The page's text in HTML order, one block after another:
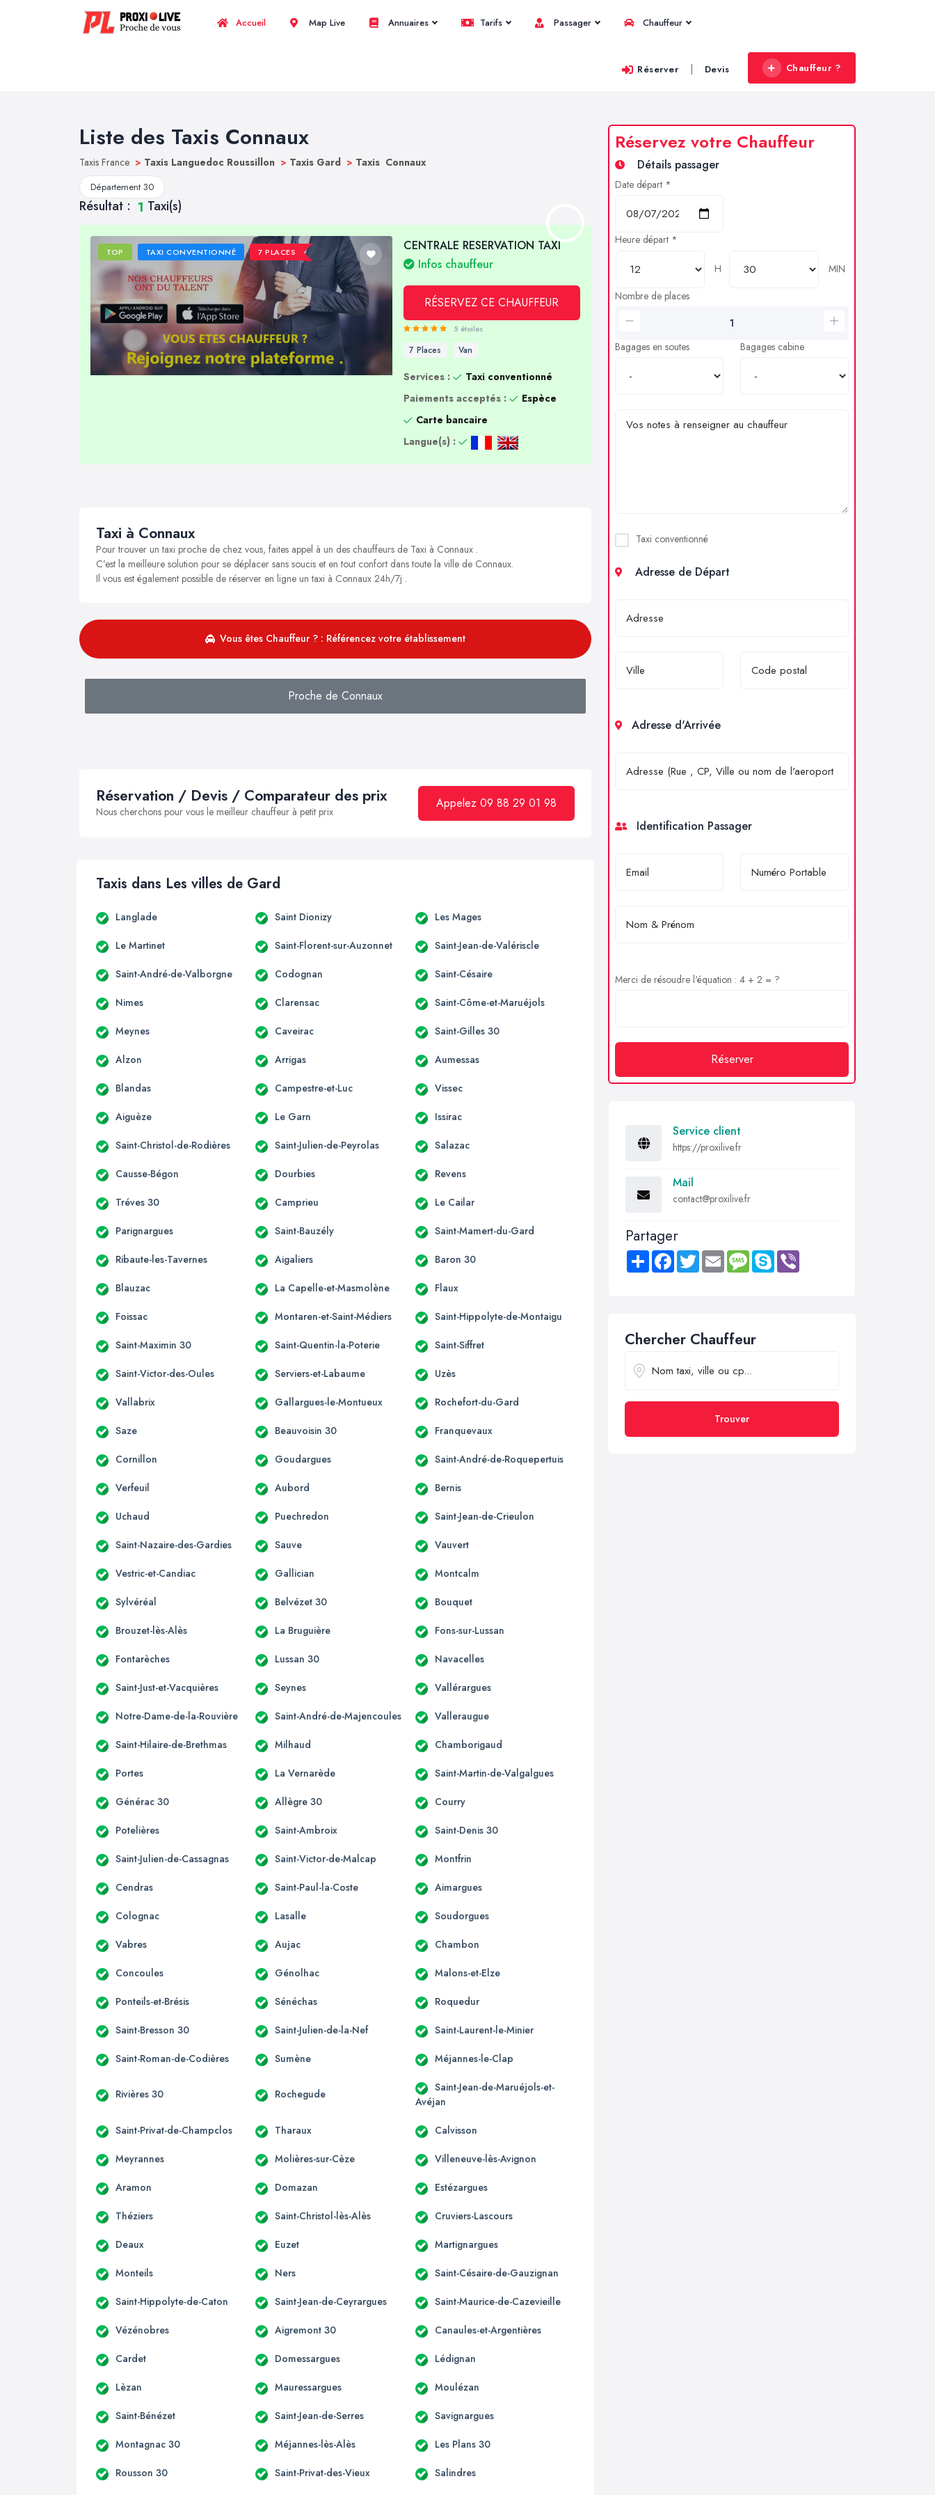
Accueil Map Live Annuaires Tarifs Passager Chauffeur
Réserver | Devis Chauffeur ?
Liste des Taxis Connaux
Taxis France > Taxis Languedoc Roussillon > Taxis Gard > Taxis Connaux
Département 30
Résultat : 1 Taxi(s)
TOP TAXI CONVENTIONNÉ 7 PLACES
CENTRALE RESERVATION TAXI
Infos chauffeur
RÉSERVEZ CE CHAUFFEUR
5 étoiles
7 Places Van
Services :
Taxi conventionné
Paiements acceptés :
Espèce
Carte bancaire
Langue(s) :
Taxi à Connaux
Pour trouver un taxi proche de chez vous, faites appel à un des chauffeurs de Taxi à Connaux .
C’est la meilleure solution pour se déplacer sans soucis et en tout confort dans toute la ville de Connaux.
Il vous est également possible de réserver en ligne un taxi à Connaux 24h/7j .
Vous êtes Chauffeur ? : Référencez votre établissement
Proche de Connaux
Réservation / Devis / Comparateur des prix
Nous cherchons pour vous le meilleur chauffeur à petit prix
Appelez 09 88 29 01 98
Taxis dans Les villes de Gard
Langlade Saint Dionizy Les Mages
Le Martinet Saint-Florent-sur-Auzonnet Saint-Jean-de-Valériscle
Saint-André-de-Valborgne Codognan Saint-Césaire
Nimes Clarensac Saint-Côme-et-Maruéjols
Meynes Caveirac Saint-Gilles 30
Alzon Arrigas Aumessas
Blandas Campestre-et-Luc Vissec
Aiguèze Le Garn Issirac
Saint-Christol-de-Rodières Saint-Julien-de-Peyrolas Salazac
Causse-Bégon Dourbies Revens
Tréves 30 Camprieu Le Cailar
Parignargues Saint-Bauzély Saint-Mamert-du-Gard
Ribaute-les-Tavernes Aigaliers Baron 30
Blauzac La Capelle-et-Masmolène Flaux
Foissac Montaren-et-Saint-Médiers Saint-Hippolyte-de-Montaigu
Saint-Maximin 30 Saint-Quentin-la-Poterie Saint-Siffret
Saint-Victor-des-Oules Serviers-et-Labaume Uzès
Vallabrix Gallargues-le-Montueux Rochefort-du-Gard
Saze Beauvoisin 30 Franquevaux
Cornillon Goudargues Saint-André-de-Roquepertuis
Verfeuil Aubord Bernis
Uchaud Puechredon Saint-Jean-de-Crieulon
Saint-Nazaire-des-Gardies Sauve Vauvert
Vestric-et-Candiac Gallician Montcalm
Sylvéréal Belvézet 30 Bouquet
Brouzet-lès-Alès La Bruguière Fons-sur-Lussan
Fontarèches Lussan 30 Navacelles
Saint-Just-et-Vacquières Seynes Vallérargues
Notre-Dame-de-la-Rouvière Saint-André-de-Majencoules Valleraugue
Saint-Hilaire-de-Brethmas Milhaud Chamborigaud
Portes La Vernarède Saint-Martin-de-Valgalgues
Générac 30 Allègre 30 Courry
Potelières Saint-Ambroix Saint-Denis 30
Saint-Julien-de-Cassagnas Saint-Victor-de-Malcap Montfrin
Cendras Saint-Paul-la-Coste Aimargues
Colognac Lasalle Soudorgues
Vabres Aujac Chambon
Concoules Génolhac Malons-et-Elze
Ponteils-et-Brésis Sénéchas Roquedur
Saint-Bresson 30 Saint-Julien-de-la-Nef Saint-Laurent-le-Minier
Saint-Roman-de-Codières Sumène Méjannes-le-Clap
Rivières 30 Rochegude
Saint-Jean-de-Maruéjols-et-
Avéjan
Saint-Privat-de-Champclos Tharaux Calvisson
Meyrannes Molières-sur-Cèze Villeneuve-lès-Avignon
Aramon Domazan Estézargues
Théziers Saint-Christol-lès-Alès Cruviers-Lascours
Deaux Euzet Martignargues
Monteils Ners Saint-Césaire-de-Gauzignan
Saint-Hippolyte-de-Caton Saint-Jean-de-Ceyrargues Saint-Maurice-de-Cazevieille
Vézénobres Aigremont 30 Canaules-et-Argentières
Cardet Domessargues Lédignan
Lèzan Mauressargues Moulézan
Saint-Bénézet Saint-Jean-de-Serres Savignargues
Montagnac 30 Méjannes-lès-Alès Les Plans 30
Rousson 30 Saint-Privat-des-Vieux Salindres
Réservez votre Chauffeur
Détails passager
Date départ *
Heure départ *
H
MIN
Nombre de places
Bagages en soutes Bagages cabine
Taxi conventionné
Adresse de Départ
Adresse d'Arrivée
Identification Passager
Merci de résoudre l'équation : 4 + 2 = ?
Réserver
Service client
https://proxilive.fr
Mail
contact@proxilive.fr
Partager
Share FacebookTwitter Email MessageSkype
Chercher Chauffeur
Trouver